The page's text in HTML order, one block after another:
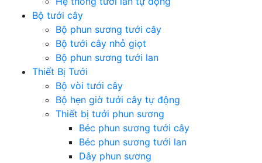
Bộ tưới cây
Bộ phun sương tưới cây
Bộ tưới cây nhỏ giọt
Bộ phun sương tưới lan
Thiết Bị Tưới
Bộ vòi tưới cây
Bộ hẹn giờ tưới cây tự động
Thiết bị tưới phun sương
Béc phun sương tưới cây
Béc phun sương tưới lan
Dây phun sương